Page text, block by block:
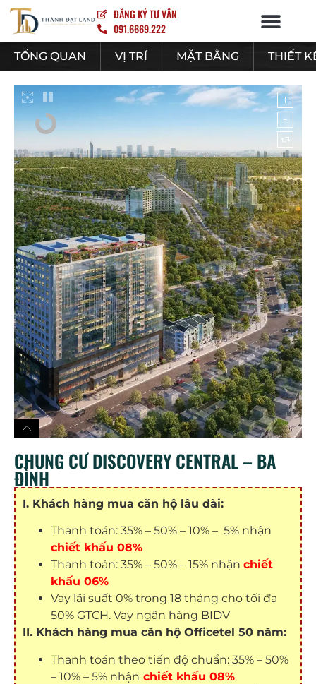
ĐĂNG KÝ TƯ VẤN
091.6669.222
TỔNG QUAN VỊ TRÍ MẶT BẰNG THIẾT
CHUNG CƯ DISCOVERY CENTRAL – BA
ĐÌNH
I. Khách hàng mua căn hộ lâu dài:
Thanh toán: 35% – 50% – 10% – 5% nhận
chiết khấu 08%
Thanh toán: 35% – 50% – 15% nhận chiết
khấu 06%
Vay lãi suất 0% trong 18 tháng cho tối đa
50% GTCH. Vay ngân hàng BIDV
II. Khách hàng mua căn hộ Officetel 50 năm:
Thanh toán theo tiến độ chuẩn: 35% – 50%
– 10% – 5% nhận chiết khấu 08%